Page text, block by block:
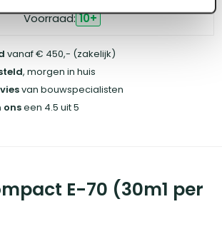
Voorraad: 10+
vanaf € 450,- (zakelijk)
, morgen in huis
van bouwspecialisten
onseen 4.5 uit 5
E-70 (30m1 per